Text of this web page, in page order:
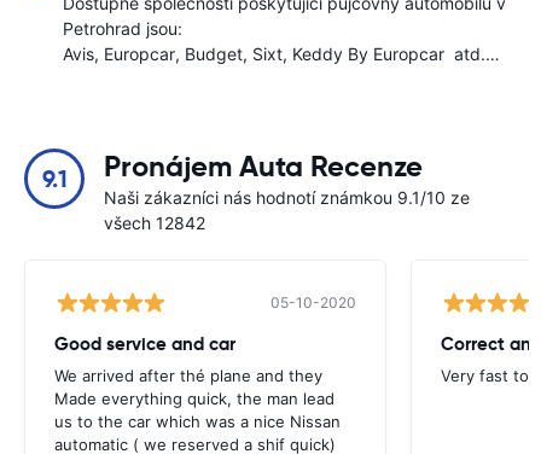
Petrohrad jsou:
Avis Europcar Budget Sixt Keddy By Europcar atd.…
9.1 Pronájem Auta Recenze
Naši zákazníci nás hodnotí známkou 9.1/10 ze
všech 12842
05-10-2020
Good service and car
We arrived after thé plane and they
Made everything quick, the man lead
us to the car which was a nice Nissan
automatic ( we reserved a shif quick)
Correct
Very fast to